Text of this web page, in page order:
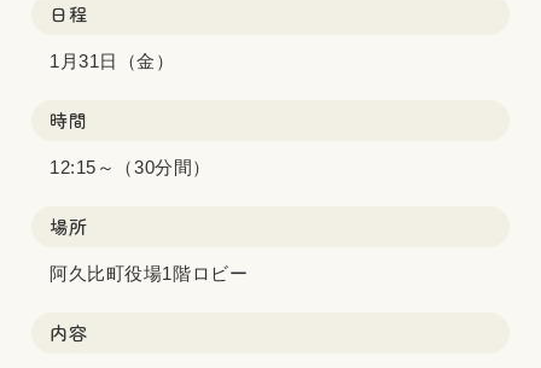
日程
1月31日（金）
時間
12:15～（30分間）
場所
阿久比町役場1階ロビー
内容